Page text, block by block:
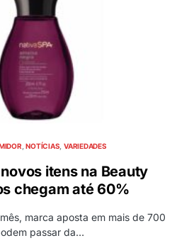
NOTÍCIAS VARIEDADES
itens na Beauty
chegam até 60%
marca aposta em mais de 700
passar da…